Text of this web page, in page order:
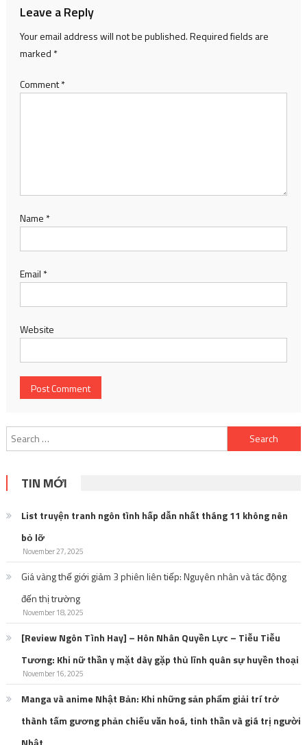
Leave a Reply
Your email address will not be published.Required fields are
marked *
Comment*
Name *
Email *
Website
Search
for:
TIN MỚI
List truyện tranh ngôn tình hấp dẫn nhất tháng 11 không nên
bỏ lỡ
November 27, 2025
Giá vàng thế giới giảm 3 phiên liên tiếp: Nguyên nhân và tác động
đến thị trường
November 18, 2025
[Review Ngôn Tình Hay] – Hôn Nhân Quyền Lực – Tiễu Tiễu
Tương: Khi nữ thần y mặt dày gặp thủ lĩnh quân sự huyền thoại
November 16, 2025
Manga và anime Nhật Bản: Khi những sản phẩm giải trí trở
thành tấm gương phản chiếu văn hoá, tinh thần và giá trị người